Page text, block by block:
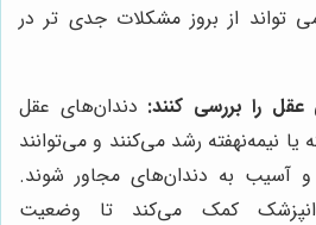
تواند از بروز مشکلات جدی تر در
را بررسی کنند: دندان‌های عقل
نیمه‌نهفته رشد می‌کنند و می‌توانند
آسیب به دندان‌های مجاور شوند.
کمک می‌کند تا وضعیت